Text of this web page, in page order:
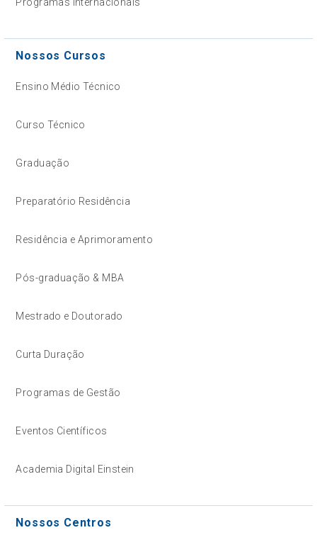
Nossos Cursos
Ensino Médio Técnico
Curso Técnico
Graduação
Preparatório Residência
Residência e Aprimoramento
Pós-graduação & MBA
Mestrado e Doutorado
Curta Duração
Programas de Gestão
Eventos Científicos
Academia Digital Einstein
Nossos Centros